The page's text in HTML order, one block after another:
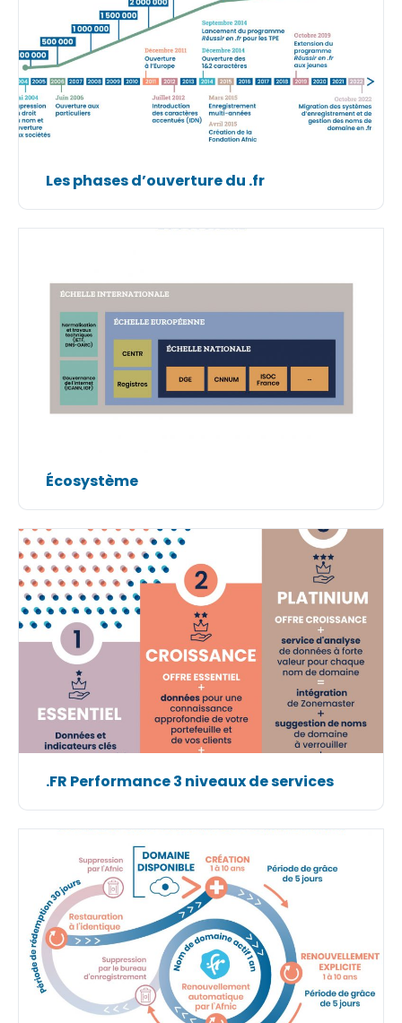
Les phases d’ouverture du .fr
Écosystème
.FR Performance 3 niveaux de services